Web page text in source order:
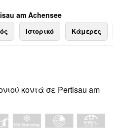
am Achensee
Ιστορικό Κάμερες
κοντά σε Pertisau am